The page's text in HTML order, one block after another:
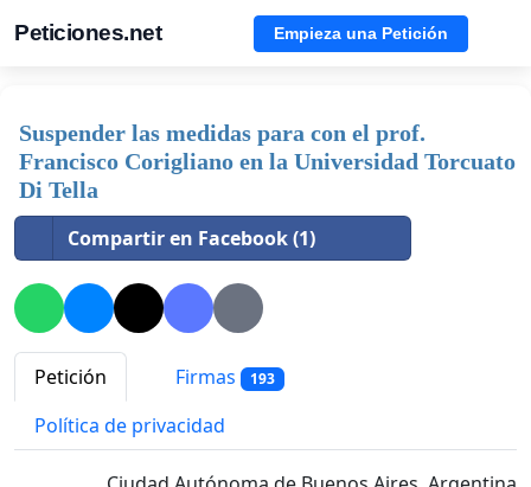
Peticiones.net Empieza una Petición
Suspender las medidas para con el prof.
Francisco Corigliano en la Universidad Torcuato
Di Tella
Compartir en Facebook (1)
Petición Firmas 193
Política de privacidad